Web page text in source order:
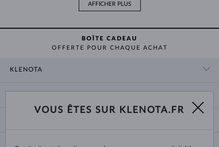
AFFICHER PLUS
BOÎTE CADEAU
OFFERTE POUR CHAQUE ACHAT
KLENOTA
NOUS CONNAÎTRE
LIVRAISON ET PAIEMENT
VOUS ÊTES SUR KLENOTA.FR